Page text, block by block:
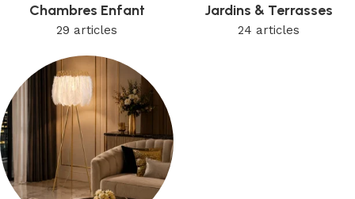
Chambres Enfant
29 articles
Jardins & Terrasses
24 articles